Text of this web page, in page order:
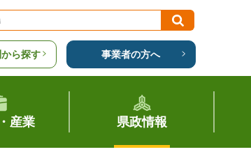
ら探す 事業者の方へ
産業 県政情報